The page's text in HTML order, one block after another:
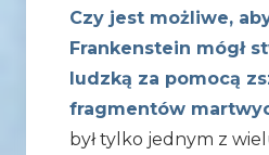
Czy jest możliwe,
Frankenstein mógł
ludzką za pomocą
fragmentów
był tylko jednym z